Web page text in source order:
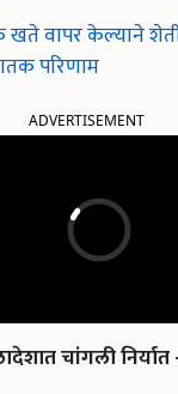
खते वापर केल्याने
परिणाम
ADVERTISEMENT
चांगली निर्यात